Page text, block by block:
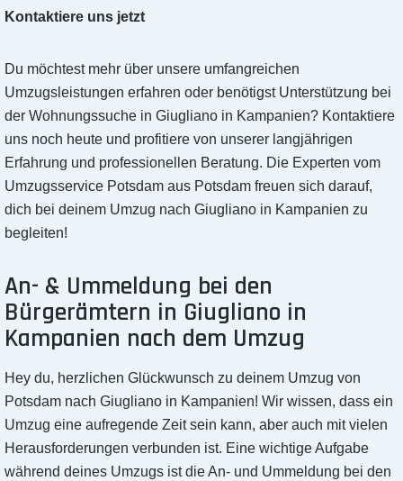
Kontaktiere uns jetzt
Du möchtest mehr über unsere umfangreichen
Umzugsleistungen erfahren oder benötigst Unterstützung bei
der Wohnungssuche in Giugliano in Kampanien? Kontaktiere
uns noch heute und profitiere von unserer langjährigen
Erfahrung und professionellen Beratung. Die Experten vom
Umzugsservice Potsdam aus Potsdam freuen sich darauf,
dich bei deinem Umzug nach Giugliano in Kampanien zu
begleiten!
An- & Ummeldung bei den
Bürgerämtern in Giugliano in
Kampanien nach dem Umzug
Hey du, herzlichen Glückwunsch zu deinem Umzug von
Potsdam nach Giugliano in Kampanien! Wir wissen, dass ein
Umzug eine aufregende Zeit sein kann, aber auch mit vielen
Herausforderungen verbunden ist. Eine wichtige Aufgabe
während deines Umzugs ist die An- und Ummeldung bei den